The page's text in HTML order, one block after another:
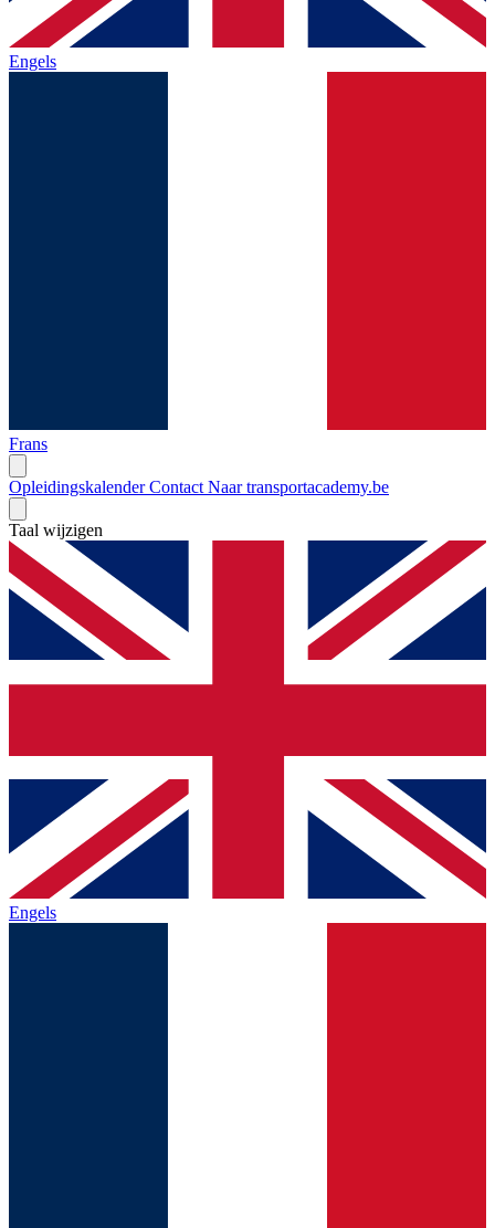
Engels
Frans
OpleidingskalenderContact Naar transportacademy.be
Taal wijzigen
Engels